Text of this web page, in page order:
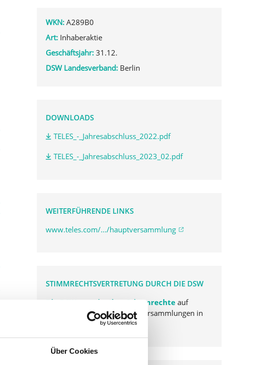
Über Cookies
WKN: A289B0
Art: Inhaberaktie
Geschäftsjahr: 31.12.
DSW Landesverband: Berlin
DOWNLOADS
TELES_-_Jahresabschluss_2022.pdf
TELES_-_Jahresabschluss_2023_02.pdf
WEITERFÜHRENDE LINKS
www.teles.com/.../hauptversammlung
STIMMRECHTSVERTRETUNG DURCH DIE DSW
Die DSW vertritt Ihre Stimmrechte auf
sämtlichen wichtigen Hauptversammlungen in
Deutschland.